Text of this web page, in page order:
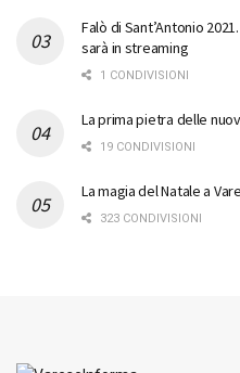
Falò di Sant’Antonio
sarà in streaming
1 CONDIVISIONI
La prima pietra delle
19 CONDIVISIONI
La magia del Natale a
323 CONDIVISIONI